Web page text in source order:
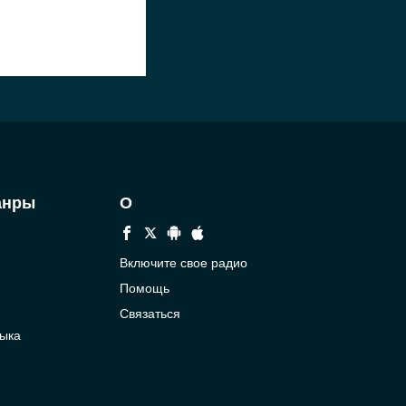
О
Включите свое радио
Помощь
Связаться